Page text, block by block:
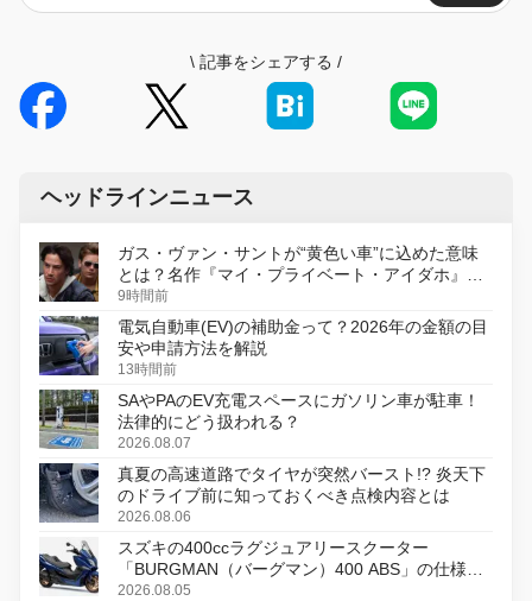
\ 記事をシェアする /
ヘッドラインニュース
ガス・ヴァン・サントが“黄色い車”に込めた意味
とは？名作『マイ・プライベート・アイダホ』が
初のデジタルリマスター版で復活
9時間前
電気自動車(EV)の補助金って？2026年の金額の目
安や申請方法を解説
13時間前
SAやPAのEV充電スペースにガソリン車が駐車！
法律的にどう扱われる？
2026.08.07
真夏の高速道路でタイヤが突然バースト!? 炎天下
のドライブ前に知っておくべき点検内容とは
2026.08.06
スズキの400ccラグジュアリースクーター
「BURGMAN（バーグマン）400 ABS」の仕様を
変更し、8月18日に発売
2026.08.05